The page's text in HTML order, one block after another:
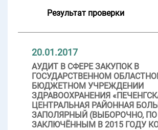
Результат проверки
20.01.2017
АУДИТ В СФЕРЕ ЗАКУПОК В
ГОСУДАРСТВЕННОМ
БЮДЖЕТНОМ УЧРЕЖДЕНИИ
ЗДРАВООХРАНЕНИЯ
ЦЕНТРАЛЬНАЯ РАЙОННАЯ
ЗАПОЛЯРНЫЙ (ВЫБОРОЧНО, ПО
ЗАКЛЮЧЁННЫМ В 2015 ГОДУ